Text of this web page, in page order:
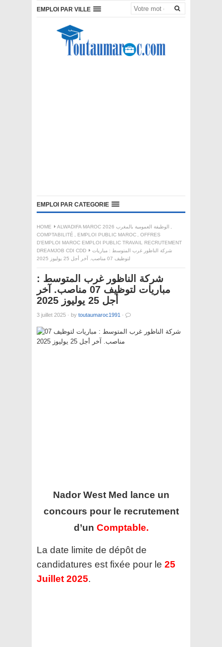
EMPLOI PAR VILLE
EMPLOI PAR CATEGORIE
HOME ALWADIFA MAROC 2026 الوظيفة العمومية بالمغرب
,
COMPTABILITÉ , EMPLOI PUBLIC MAROC , OFFRES
D'EMPLOI MAROC EMPLOI PUBLIC TRAVAIL RECRUTEMENT
DREAMJOB CDI CDD
شركة الناظور غرب المتوسط : مباريات
لتوظيف 07 مناصب. آخر أجل 25 يوليوز 2025
شركة الناظور غرب المتوسط :
مباريات لتوظيف 07 مناصب. آخر
أجل 25 يوليوز 2025
3 juillet 2025 · by toutaumaroc1991 ·
Nador West Med
lance un
concours pour le recrutement
d’un Comptable.
La date limite de dépôt de
candidatures est fixée pour le 25
Juillet 2025.